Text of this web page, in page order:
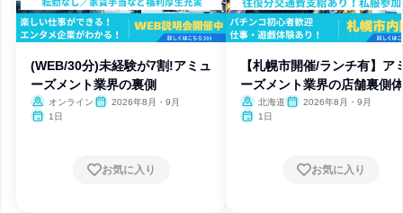
(WEB/30分)未経験が7割!アミュ
ーズメント業界の裏側
オンライン
2026年8月・9月
1日
お気に入り
【札幌市開催/ランチ有】ア
ーズメント業界の店舗裏側
北海道
2026年8月・9月
1日
お気に入り